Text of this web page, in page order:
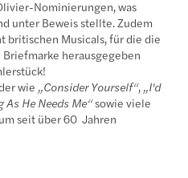
Nominierungen, was
unter Beweis stellte. Zudem
britischen Musicals, für die die
herausgegeben
wie „Consider Yourself“, „I'd
As He Needs Me“sowie viele
seit über 60 Jahren